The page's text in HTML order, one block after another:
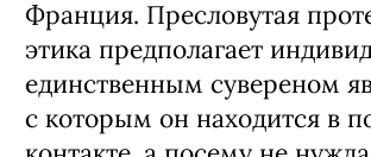
Франция. Пресловутая
этика предполагает
единственным сувереном
с которым он находится в